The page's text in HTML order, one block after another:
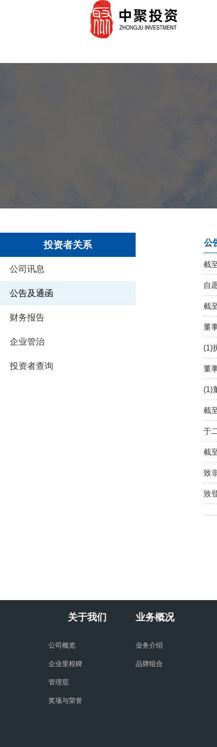
投资者关系
公司讯息
公告及通函
财务报告
企业管治
投资者查询
公
截
自
截
董
(1)
董
(1)
截
于
截
致
致
关于我们
公司概览
企业里程碑
管理层
奖项与荣誉
业务概况
业务介绍
品牌组合